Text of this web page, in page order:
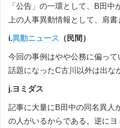
「公告」の一環として、B田
上の人事異動情報として、肩書
i.異動ニュース （民間）
今回の事例はやや公務に偏っ
話題になったC古川以外は出な
j.ヨミダス
記事に大量にB田中の同名異人
の人がいるからである。逆に